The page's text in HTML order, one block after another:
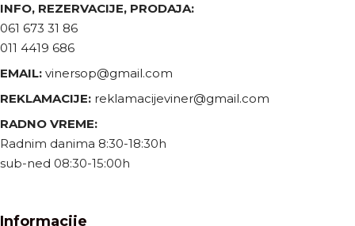
INFO, REZERVACIJE, PRODAJA:
061 673 31 86
011 4419 686
EMAIL: vinersop@gmail.com
REKLAMACIJE: reklamacijeviner@gmail.com
RADNO VREME:
Radnim danima 8:30-18:30h
sub-ned 08:30-15:00h
Informacije